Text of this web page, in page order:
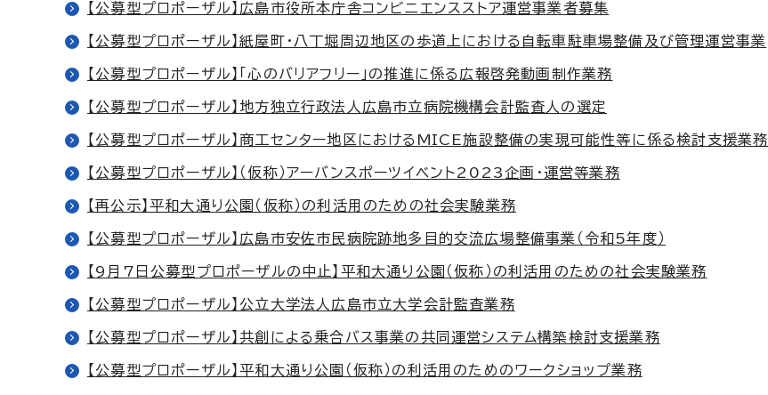
【公募型プロポーザル】広島市役所本庁舎コンビニエンスストア運営事業者募集
【公募型プロポーザル】紙屋町・八丁堀周辺地区の歩道上における自転車駐車場整備及び管理運営事業
【公募型プロポーザル】「心のバリアフリー」の推進に係る広報啓発動画制作業務
【公募型プロポーザル】地方独立行政法人広島市立病院機構会計監査人の選定
【公募型プロポーザル】商工センター地区におけるMICE施設整備の実現可能性等に係る検討支援業務
【公募型プロポーザル】（仮称）アーバンスポーツイベント2023企画・運営等業務
【再公示】平和大通り公園（仮称）の利活用のための社会実験業務
【公募型プロポーザル】広島市安佐市民病院跡地多目的交流広場整備事業（令和5年度）
【9月7日公募型プロポーザルの中止】平和大通り公園（仮称）の利活用のための社会実験業務
【公募型プロポーザル】公立大学法人広島市立大学会計監査業務
【公募型プロポーザル】共創による乗合バス事業の共同運営システム構築検討支援業務
【公募型プロポーザル】平和大通り公園（仮称）の利活用のためのワークショップ業務